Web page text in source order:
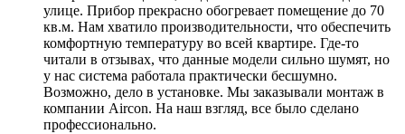
улице. Прибор прекрасно обогревает помещение до 70
кв.м. Нам хватило производительности, что обеспечить
комфортную температуру во всей квартире. Где-то
читали в отзывах, что данные модели сильно шумят, но
у нас система работала практически бесшумно.
Возможно, дело в установке. Мы заказывали монтаж в
компании Aircon. На наш взгляд, все было сделано
профессионально.